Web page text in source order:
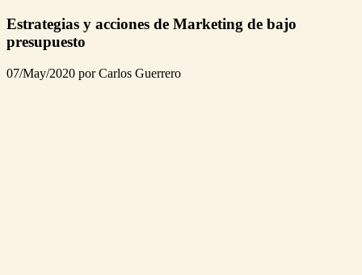
Estrategias y acciones de Marketing de bajo
presupuesto
07/May/2020 por Carlos Guerrero